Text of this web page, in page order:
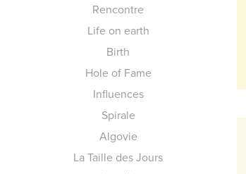
Rencontre
Life on earth
Birth
Hole of Fame
Influences
Spirale
Algovie
La Taille des Jours